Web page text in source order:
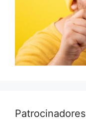
Patrocinadores